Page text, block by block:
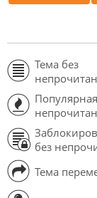
Тема без
без
Тема